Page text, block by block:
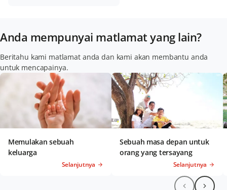
Anda mempunyai matlamat yang lain?
Beritahu kami matlamat anda dan kami akan membantu anda
untuk mencapainya.
Memulakan sebuah
keluarga
Selanjutnya
Sebuah masa depan untuk
orang yang tersayang
Selanjutnya